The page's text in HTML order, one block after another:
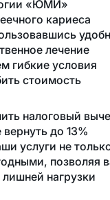
«ЮМИ»
кариеса
лечение
гибкие условия
стоимость
налоговый
до 13%
услуги не
позволяя
лишней нагрузки